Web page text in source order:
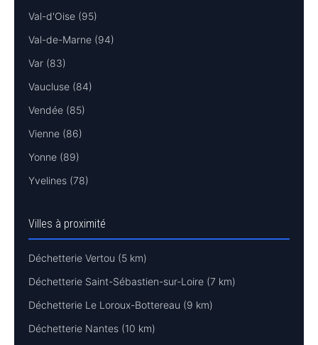
Val-d'Oise (95)
Val-de-Marne (94)
Var (83)
Vaucluse (84)
Vendée (85)
Vienne (86)
Yonne (89)
Yvelines (78)
Villes à proximité
Déchetterie Vertou (5 km)
Déchetterie Saint-Sébastien-sur-Loire (7 km)
Déchetterie Le Loroux-Bottereau (9 km)
Déchetterie Nantes (10 km)